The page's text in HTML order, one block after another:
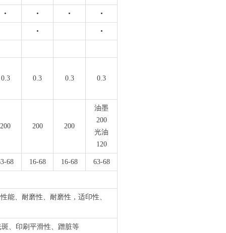
• • • •
• •
0.3 0.3 0.3 0.3
200 200 200
油墨
200
光油
120
68 16-68 16-68 63-68
能、耐磨性、耐磨性，适印性、
、印刷平滑性、蹭脏等